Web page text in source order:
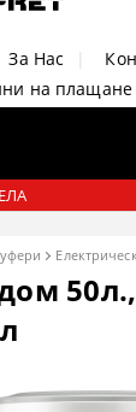
За Нас
на плащане